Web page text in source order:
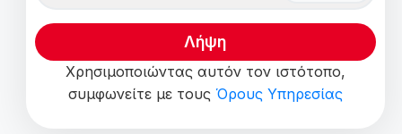
Λήψη
Χρησιμοποιώντας αυτόν τον ιστότοπο,
συμφωνείτε με τους Όρους Υπηρεσίας